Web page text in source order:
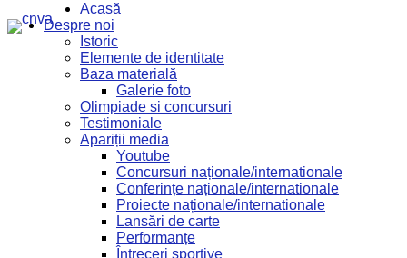
Acasă
Despre noi
Istoric
Elemente de identitate
Baza materială
Galerie foto
Olimpiade si concursuri
Testimoniale
Apariții media
Youtube
Concursuri naționale/internationale
Conferințe naționale/internationale
Proiecte naționale/internationale
Lansări de carte
Performanțe
Întreceri sportive